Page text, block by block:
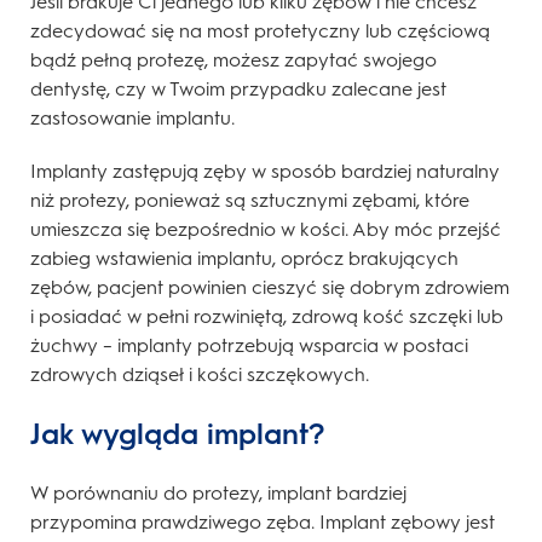
zdecydować się na most protetyczny lub częściową
bądź pełną protezę, możesz zapytać swojego
dentystę, czy w Twoim przypadku zalecane jest
zastosowanie implantu.
Implanty zastępują zęby w sposób bardziej naturalny
niż protezy, ponieważ są sztucznymi zębami, które
umieszcza się bezpośrednio w kości. Aby móc przejść
zabieg wstawienia implantu, oprócz brakujących
zębów, pacjent powinien cieszyć się dobrym zdrowiem
i posiadać w pełni rozwiniętą, zdrową kość szczęki lub
żuchwy – implanty potrzebują wsparcia w postaci
zdrowych dziąseł i kości szczękowych.
Jak wygląda implant?
W porównaniu do protezy, implant bardziej
przypomina prawdziwego zęba. Implant zębowy jest